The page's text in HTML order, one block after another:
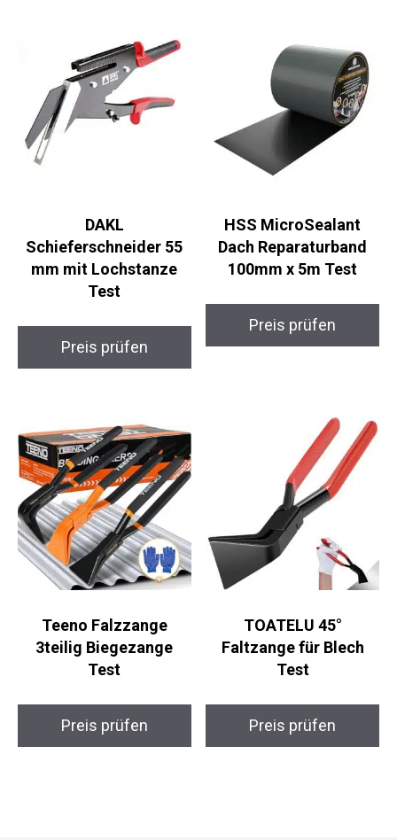
DAKL
Schieferschneider 55
mm mit Lochstanze
Test
Preis prüfen
HSS MicroSealant
Dach Reparaturband
100mm x 5m Test
Preis prüfen
Teeno Falzzange
3teilig Biegezange
Test
Preis prüfen
TOATELU 45°
Faltzange für Blech
Test
Preis prüfen